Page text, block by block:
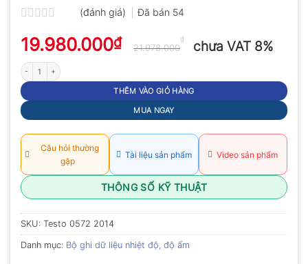
xếp
hạng
0.0
5
sao
(đánh giá) Đã bán 54
19.980.000₫ 21.978.000
₫ chưa VAT 8%
Bộ ghi dữ liệu nhiệt độ độ ẩm Wifi Testo 160 IAQ số lượng
THÊM VÀO GIỎ HÀNG
MUA NGAY
Câu hỏi thường
gặp
Tài liệu sản phẩm Video sản phẩm
THÔNG SỐ KỸ THUẬT
SKU: Testo 0572 2014
Danh mục: Bộ ghi dữ liệu nhiệt độ, độ ẩm